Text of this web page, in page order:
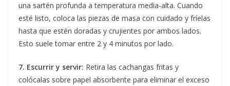
una sartén profunda a temperatura media-alta. Cuando
esté listo, coloca las piezas de masa con cuidado y fríelas
hasta que estén doradas y crujientes por ambos lados.
Esto suele tomar entre 2 y 4 minutos por lado.
7. Escurrir y servir: Retira las cachangas fritas y
colócalas sobre papel absorbente para eliminar el exceso